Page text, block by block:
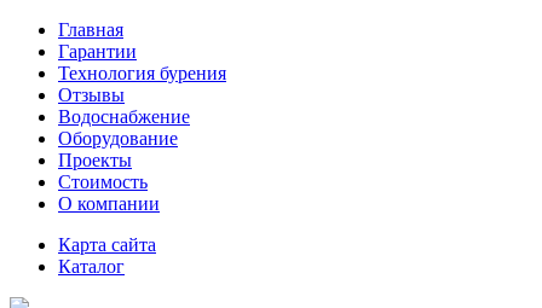
Главная
Гарантии
Технология бурения
Отзывы
Водоснабжение
Оборудование
Проекты
Стоимость
О компании
Карта сайта
Каталог